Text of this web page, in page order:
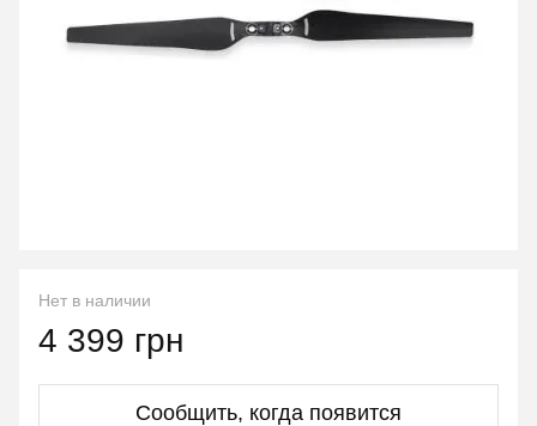
Нет в наличии
4 399 грн
Сообщить, когда появится